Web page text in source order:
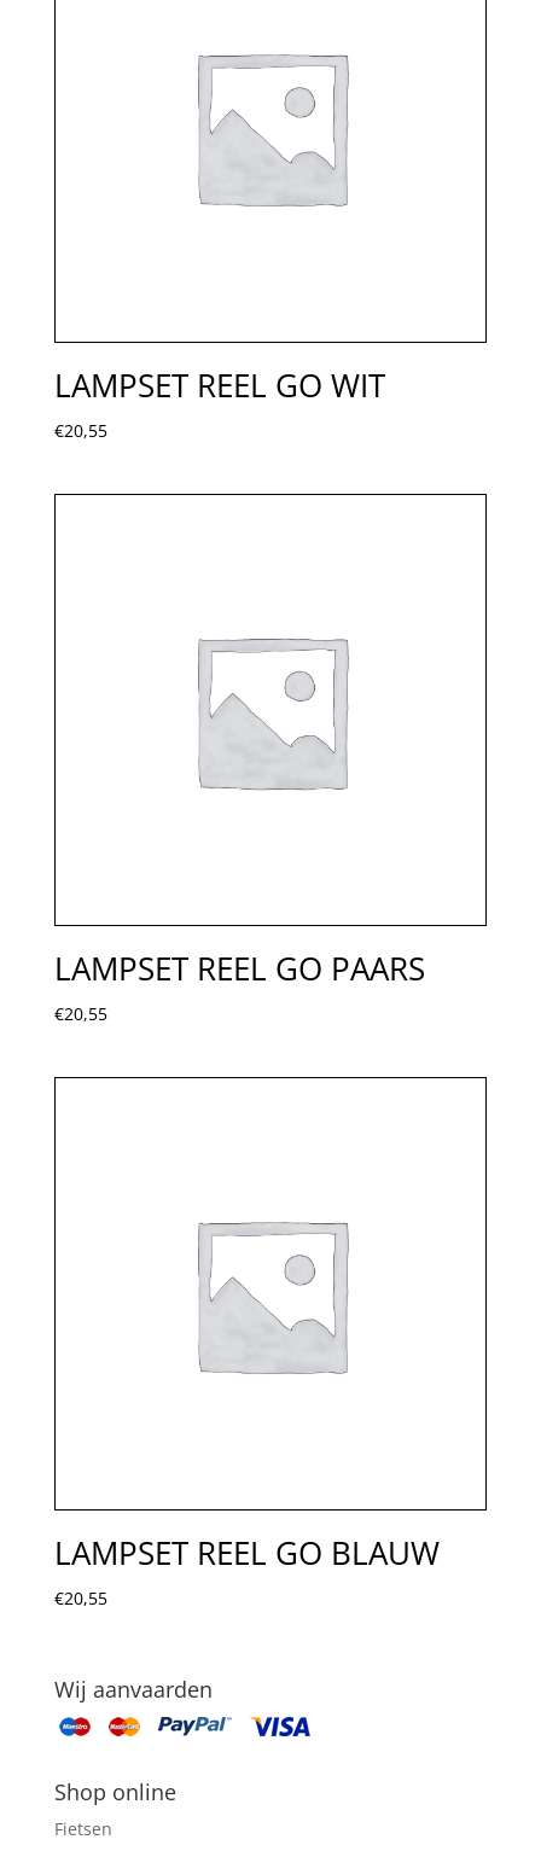
LAMPSET REEL GO WIT
€20,55
LAMPSET REEL GO PAARS
€20,55
LAMPSET REEL GO BLAUW
€20,55
Wij aanvaarden
Shop online
Fietsen